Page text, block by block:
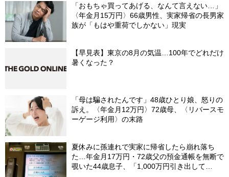
「おもちゃ買ってあげる、なんて言えない…」
〈年金月15万円〉66歳男性、実家帰省の長男家
族が「もはや重荷でしかない」現実
【早見表】東京の8月の気温…100年でどれだけ
暑くなった？
「母は騙されたんです」48歳ひとり娘、怒りの
訴え。〈年金月12万円〉72歳母、〈リバースモ
ーゲージ利用〉の末路
夏休みに孫連れで実家に帰省したら崩れ落ち
た…年金月17万円・72歳父の預金通帳を無断で
覗いた44歳息子、「1,000万円引き出して